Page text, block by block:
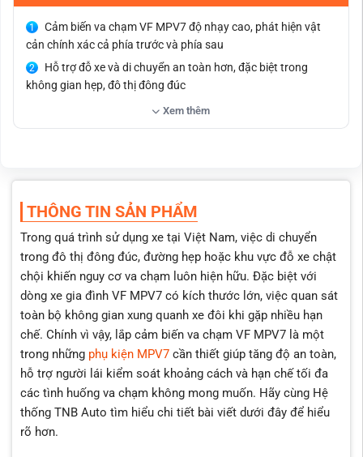
Cảm biến va chạm VF MPV7 độ nhạy cao, phát hiện vật
cản chính xác cả phía trước và phía sau
Hỗ trợ đỗ xe và di chuyển an toàn hơn, đặc biệt trong
không gian hẹp, đô thị đông đúc
Cảnh báo thông minh bằng âm thanh và hiển thị trực
quan (tùy phiên bản)
Chống nước, chống bụi tốt phù hợp môi trường sử dụng
tại Việt Nam
Nguồn điện tương thích hoàn toàn với hệ thống điện VF
MPV7
Tiêu thụ điện thấp và không ảnh hưởng đến xe
Lắp đặt chuẩn plug & play, hạn chế cắt nối đảm bảo an
toàn điện
Thời gian lắp nhanh 1 – 2 giờ, thi công gọn gàng đảm bảo
thẩm mỹ
Xem thêm
THÔNG TIN SẢN PHẨM
Trong quá trình sử dụng xe tại Việt Nam, việc di chuyển
trong đô thị đông đúc, đường hẹp hoặc khu vực đỗ xe chật
chội khiến nguy cơ va chạm luôn hiện hữu. Đặc biệt với
dòng xe gia đình VF MPV7 có kích thước lớn, việc quan sát
toàn bộ không gian xung quanh xe đôi khi gặp nhiều hạn
chế. Chính vì vậy, lắp cảm biến va chạm VF MPV7 là một
trong những phụ kiện MPV7cần thiết giúp tăng độ an toàn,
hỗ trợ người lái kiểm soát khoảng cách và hạn chế tối đa
các tình huống va chạm không mong muốn. Hãy cùng Hệ
thống TNB Auto tìm hiểu chi tiết bài viết dưới đây để hiểu
rõ hơn.